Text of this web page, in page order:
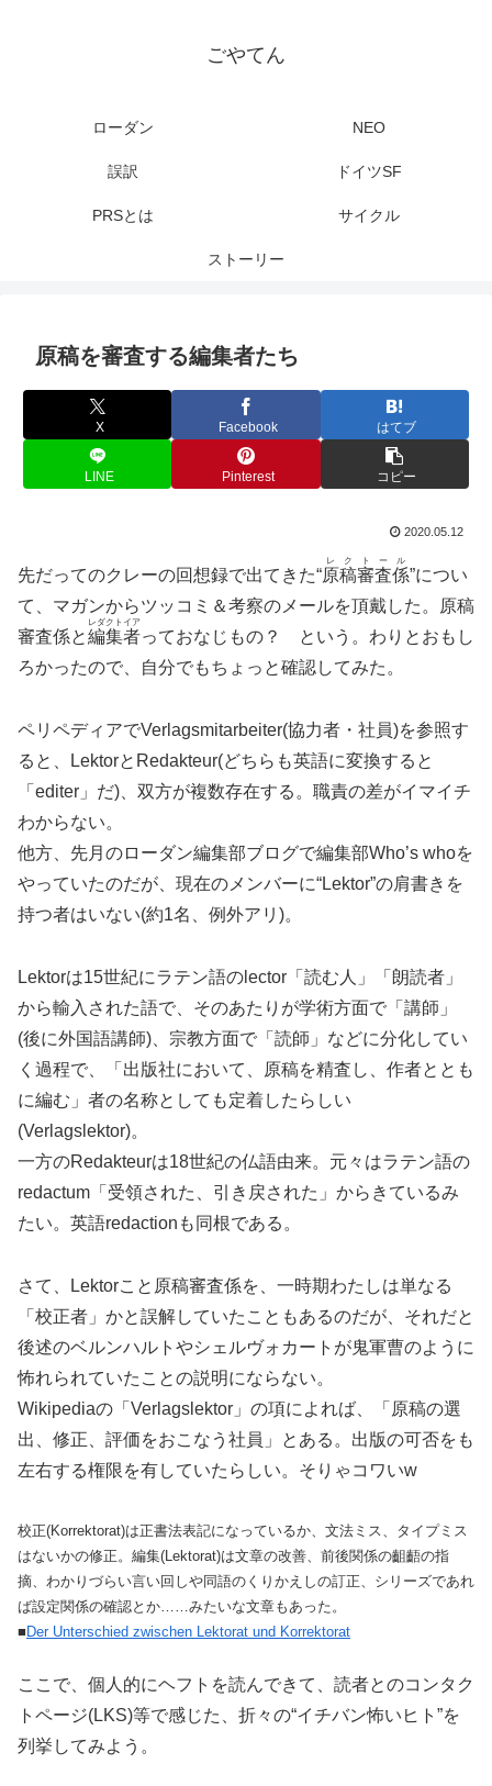
ごやてん
ローダン NEO
誤訳 ドイツSF
PRSとは サイクル
ストーリー
原稿を審査する編集者たち
X Facebook はてブ
LINE Pinterest コピー
2020.05.12
先だってのクレーの回想録で出てきた“原稿審査係
レクトール
”につい
て、マガンからツッコミ＆考察のメールを頂戴した。原稿
審査係と編集者
レダクトイア
っておなじもの？ という。わりとおもし
ろかったので、自分でもちょっと確認してみた。
ペリペディアでVerlagsmitarbeiter(協力者・社員)を参照す
ると、LektorとRedakteur(どちらも英語に変換すると
「editer」だ)、双方が複数存在する。職責の差がイマイチ
わからない。
他方、先月のローダン編集部ブログで編集部Who’s whoを
やっていたのだが、現在のメンバーに“Lektor”の肩書きを
持つ者はいない(約1名、例外アリ)。
Lektorは15世紀にラテン語のlector「読む人」「朗読者」
から輸入された語で、そのあたりが学術方面で「講師」
(後に外国語講師)、宗教方面で「読師」などに分化してい
く過程で、「出版社において、原稿を精査し、作者ととも
に編む」者の名称としても定着したらしい
(Verlagslektor)。
一方のRedakteurは18世紀の仏語由来。元々はラテン語の
redactum「受領された、引き戻された」からきているみ
たい。英語redactionも同根である。
さて、Lektorこと原稿審査係を、一時期わたしは単なる
「校正者」かと誤解していたこともあるのだが、それだと
後述のベルンハルトやシェルヴォカートが鬼軍曹のように
怖れられていたことの説明にならない。
Wikipediaの「Verlagslektor」の項によれば、「原稿の選
出、修正、評価をおこなう社員」とある。出版の可否をも
左右する権限を有していたらしい。そりゃコワいw
校正(Korrektorat)は正書法表記になっているか、文法ミス、タイプミス
はないかの修正。編集(Lektorat)は文章の改善、前後関係の齟齬の指
摘、わかりづらい言い回しや同語のくりかえしの訂正、シリーズであれ
ば設定関係の確認とか……みたいな文章もあった。
■Der Unterschied zwischen Lektorat und Korrektorat
ここで、個人的にヘフトを読んできて、読者とのコンタク
トページ(LKS)等で感じた、折々の“イチバン怖いヒト”を
列挙してみよう。